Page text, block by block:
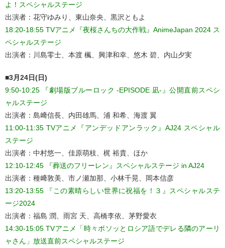
よ！スペシャルステージ
出演者：花守ゆみり、東山奈央、黒沢ともよ
18:20-18:55 TVアニメ『夜桜さんちの大作戦』AnimeJapan 2024 ス
ペシャルステージ
出演者：川島零士、本渡 楓、興津和幸、悠木 碧、内山夕実
■3月24日(日)
9:50-10:25 『劇場版ブルーロック -EPISODE 凪-』公開直前スペシ
ャルステージ
出演者：島﨑信長、内田雄馬、浦 和希、海渡 翼
11:00-11:35 TVアニメ『アンデッドアンラック』AJ24 スペシャル
ステージ
出演者：中村悠一、佳原萌枝、梶 裕貴、ほか
12:10-12:45 『葬送のフリーレン』スペシャルステージ in AJ24
出演者：種﨑敦美、市ノ瀬加那、小林千晃、岡本信彦
13:20-13:55 『この素晴らしい世界に祝福を！３』スペシャルステ
ージ2024
出演者：福島 潤、雨宮 天、高橋李依、茅野愛衣
14:30-15:05 TVアニメ「時々ボソッとロシア語でデレる隣のアーリ
ャさん」放送直前スペシャルステージ